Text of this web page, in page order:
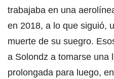
trabajaba en una
en 2018, a lo que siguió,
muerte de su suegro.
a Solondz a tomarse una
prolongada para luego,